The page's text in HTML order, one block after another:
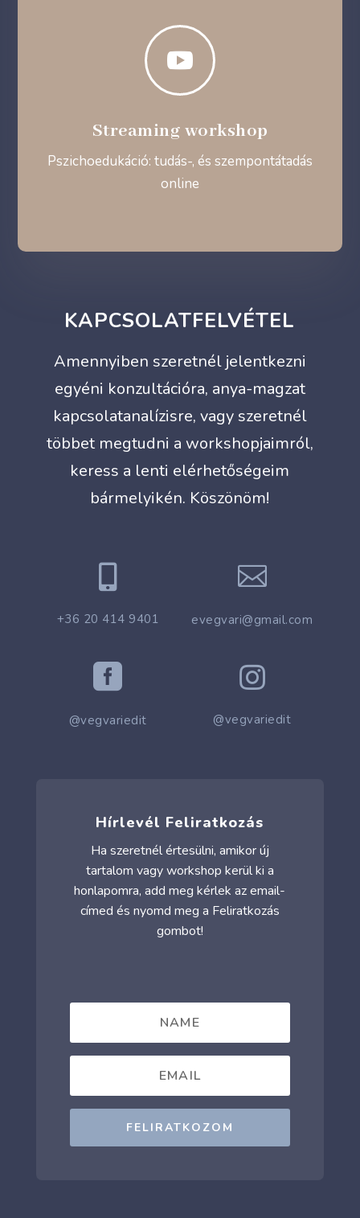

Streaming workshop
Pszichoedukáció: tudás-, és szempontátadás
online
KAPCSOLATFELVÉTEL
Amennyiben szeretnél jelentkezni
egyéni konzultációra, anya-magzat
kapcsolatanalízisre, vagy szeretnél
többet megtudni a workshopjaimról,
keress a lenti elérhetőségeim
bármelyikén. Köszönöm!

+36 20 414 9401

evegvari@gmail.com

@vegvariedit

@vegvariedit
Hírlevél Feliratkozás
Ha szeretnél értesülni, amikor új
tartalom vagy workshop kerül ki a
honlapomra, add meg kérlek az email-
címed és nyomd meg a Feliratkozás
gombot!
FELIRATKOZOM